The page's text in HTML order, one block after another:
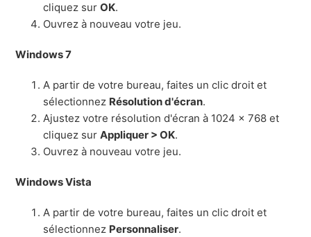
cliquez surOK.
Ouvrez à nouveau votre jeu.
Windows 7
A partir de votre bureau, faites un clic droit et
sélectionnez Résolution d'écran.
Ajustez votre résolution d'écran à 1024 x 768 et
cliquez surAppliquer > OK.
Ouvrez à nouveau votre jeu.
Windows Vista
A partir de votre bureau, faites un clic droit et
sélectionnez Personnaliser.